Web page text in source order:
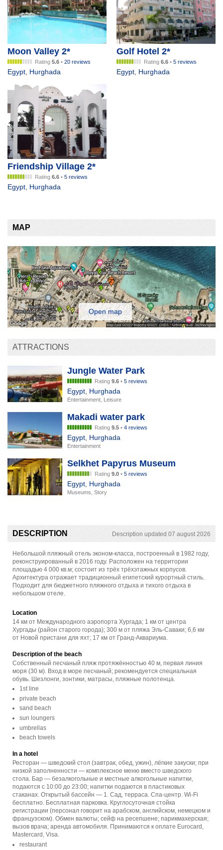
Moon Valley 2*
Rating 5.6 • 20 reviews
Egypt, Hurghada
Golf Hotel 2*
Rating 6.6 • 5 reviews
Egypt, Hurghada
Friendship Village 2*
Rating 6.6 • 5 reviews
Egypt Hurghada
MAP
Open map
ATTRACTIONS
Jungle Water Park
Rating 9.6 • 5 reviews
Egypt Hurghada
Entertainment, Leisure
Makadi water park
Rating 9.5 • 4 reviews
Egypt Hurghada
Entertainment
Selkhet Papyrus Museum
Rating 9.0 • 5 reviews
Egypt, Hurghada
Museums, Story
DESCRIPTION Description updated 07 august 2026
Небольшой пляжный отель эконом-класса, построенный в 1982 году,
реконструированный в 2016 году. Расположен на территории
площадью 4 000 кв.м; состоит из трёх трёхэтажных корпусов.
Архитектура отражает традиционный египетский курортный стиль.
Подходит для бюджетного пляжного отдыха и тихого отдыха в
небольшом отеле.
Location
14 км от Международного аэропорта Хургада; 1 км от центра
Хургады (район старого города); 300 м от пляжа Эль-Саваки; 6,6 км
от Новой пристани для яхт; 17 км от Гранд-Аквариума.
Description of the beach
Собственный песчаный пляж протяжённостью 40 м, первая линия
моря (30 м). Вход в море песчаный; рекомендуется специальная
обувь. Шезлонги, зонтики, матрасы, пляжные полотенца.
1st line
private beach
sand beach
sun loungers
umbrellas
beach towels
In a hotel
Ресторан — шведский стол (завтрак, обед, ужин), лёгкие закуски; при
низкой заполненности — комплексное меню вместо шведского
стола. Бар — безалкогольные и местные алкогольные напитки,
подаются с 10:00 до 23:00; напитки подаются в пластиковых
стаканах. Открытый бассейн — 1. Сад, терраса. Спа-центр. Wi-Fi
бесплатно. Бесплатная парковка. Круглосуточная стойка
регистрации (персонал говорит на арабском, английском, немецком и
французском). Обмен валюты; сейф на ресепшене; парикмахерская;
вызов врача; аренда автомобиля. Принимаются к оплате Eurocard,
Mastercard, Visa.
restaurant